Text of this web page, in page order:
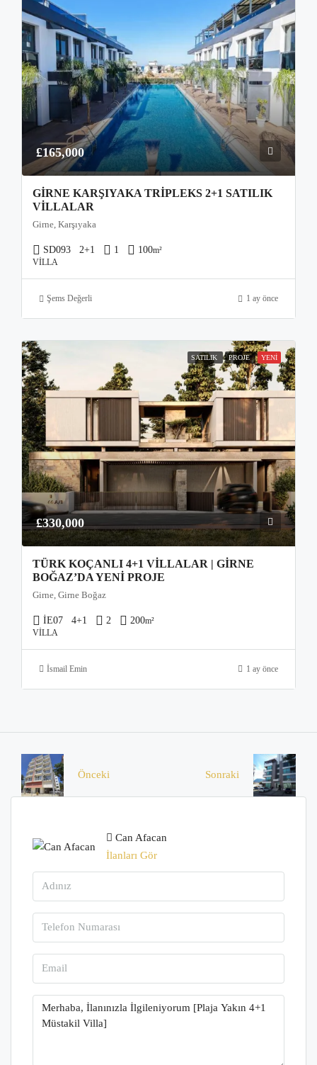
£165,000
GIRNE KARŞIYAKA TRIPLEKS 2+1 SATILIK
VILLALAR
Girne, Karşıyaka
SD093 2+1 1 100m²
VILLA
Şems Değerli 1 ay önce
SATILIK PROJE YENI
£330,000
TÜRK KOÇANLI 4+1 VILLALAR | GIRNE
BOĞAZ’DA YENI PROJE
Girne, Girne Boğaz
İE07 4+1 2 200m²
VILLA
İsmail Emin 1 ay önce
Önceki Sonraki
Can Afacan
İlanları Gör